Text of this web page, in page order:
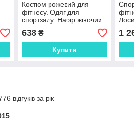
Костюм рожевий для
фітнесу. Одяг для
спортзалу. Набір жіночий
шорти топ. Розмір
універсал.
638₴
Купити
1
відгуків за рік